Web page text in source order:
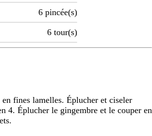
6 pincée(s)
6 tour(s)
fines lamelles. Éplucher et ciseler
4. Éplucher le gingembre et le couper en